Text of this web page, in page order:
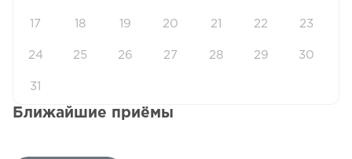
17 18 19 20 21 22 23
24 25 26 27 28 29 30
31
Ближайшие приёмы